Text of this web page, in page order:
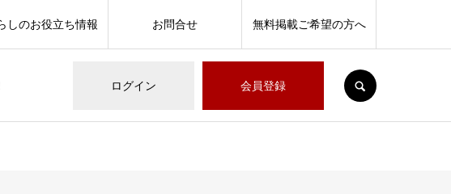
ログイン 会員登録
しのお役立ち情報 お問合せ 無料掲載ご希望の方へ